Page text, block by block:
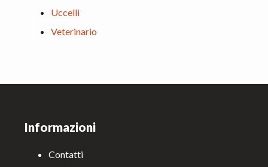
Uccelli
Veterinario
Informazioni
Contatti